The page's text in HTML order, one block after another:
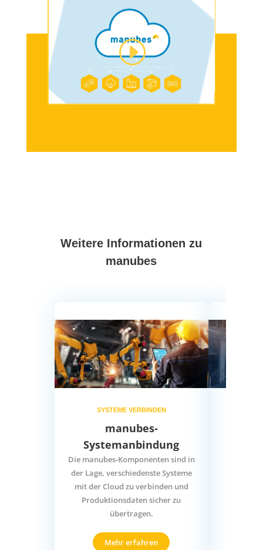
Weitere Informationen zu
manubes
SYSTEME VERBINDEN
manubes-
Systemanbindung
Die manubes-Komponenten sind in
der Lage, verschiedenste Systeme
mit der Cloud zu verbinden und
Produktionsdaten sicher zu
übertragen.
Mehr erfahren